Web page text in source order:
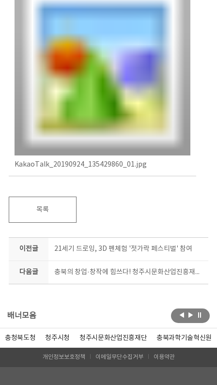
KakaoTalk_20190924_135429860_01.jpg
목록
이전글 21세기 드로잉, 3D 펜체험 '젓가락 페스티벌' 참여
다음글 충북의 창업·창작에 힘쓰다! 청주시문화산업진흥재단 - 청주대학교
배너모음
충청북도청 청주시청 청주시문화산업진흥재단 충북과학기술혁신원
개인정보보호정책 이메일무단수집거부 이용약관